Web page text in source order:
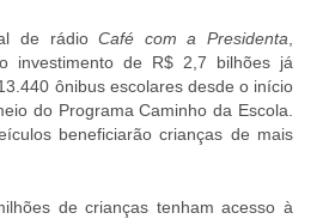
de rádioCafé com a Presidenta
investimento de R$ 2,7 bilhões já
ônibus escolares desde o início
do Programa Caminho da Escola.
beneficiarão crianças de mais
de crianças tenham acesso à